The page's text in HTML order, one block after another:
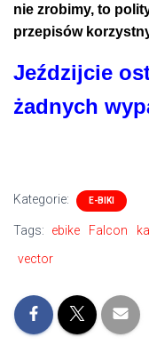
nie zrobimy, to
przepisów
Jeździjcie
żadnych
Kategorie: E-BIKI
Tags: ebike Falcon
vector